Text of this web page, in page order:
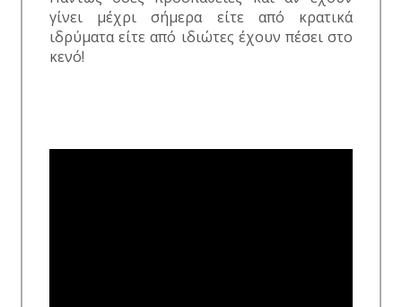
γίνει μέχρι σήμερα είτε από κρατικά
ιδρύματα είτε από ιδιώτες έχουν πέσει στο
κενό!